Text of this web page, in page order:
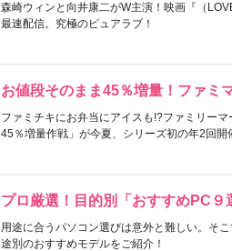
森崎ウィンと向井康二がW主演！映画『（
最速配信。究極のピュアラブ！
お値段そのまま45％増量！ファミ
ファミチキにお弁当にアイスも!?ファミリー
45％増量作戦」が今夏、シリーズ初の年2回開
プロ厳選！目的別「おすすめPC９
用途に合うパソコン選びは意外と難しい。そ
途別のおすすめモデルをご紹介！